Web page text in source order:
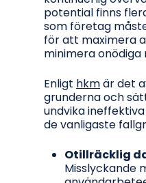
potential finns
som företag
för att maximera
minimera onödiga
Enligt hkmär det
grunderna och
undvika
de vanligaste
Otillräcklig
Misslyckande